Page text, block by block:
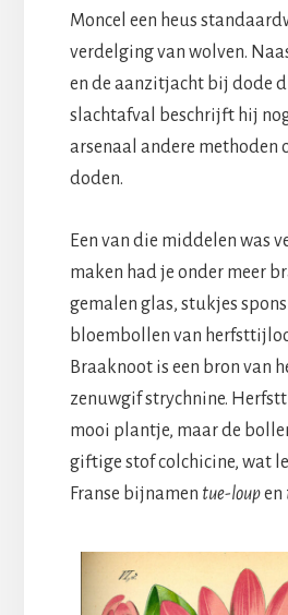
Moncel een heus
verdelging van wolven.
en de aanzitjacht bij dode
slachtafval beschrijft hij nog
arsenaal andere methoden
doden.
Een van die middelen was
maken had je onder meer
gemalen glas, stukjes spons
bloembollen van
Braaknoot is een bron van
zenuwgif strychnine.
mooi plantje, maar de
giftige stof colchicine, wat
Franse bijnamen tue-loupen